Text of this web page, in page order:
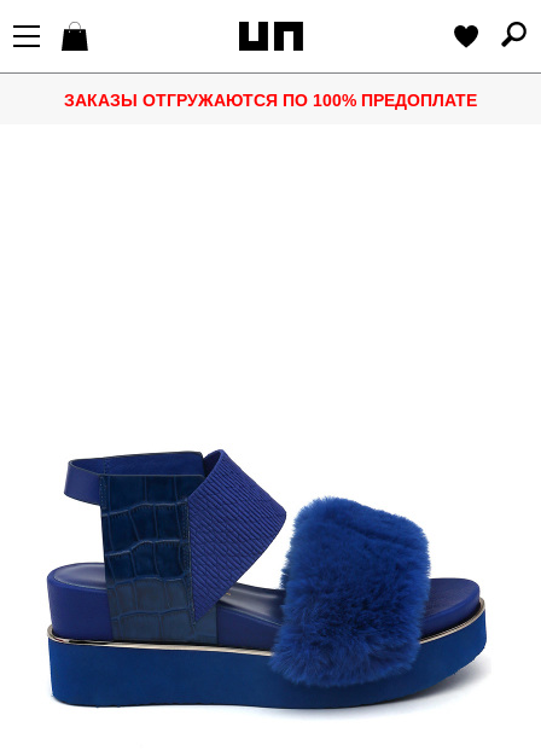
ЗАКАЗЫ ОТГРУЖАЮТСЯ ПО 100% ПРЕДОПЛАТЕ